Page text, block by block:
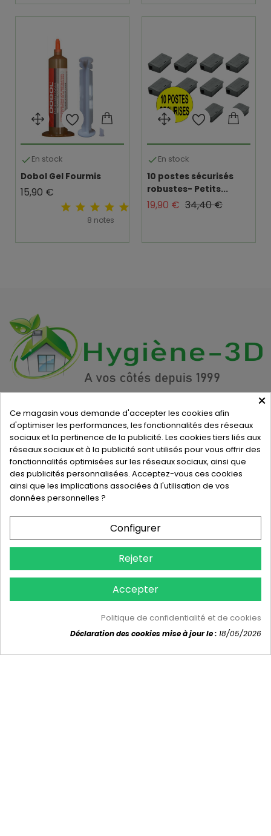
En stock
Dobol Gel Fourmis
15,90 €
8 notes
En stock
10 postes sécurisés
robustes- Petits...
19,90 € Prix de base
34,40 €Prix
Hygiène-3D PROXLINE - 2 IMPASSE FRANCIS BARRAGE DE
GRANDVAL15260 NEUVEGLISE SUR TRUYEREFrance
métropolitaine
0954541643
contact@hygiene-3d.com
Produits
Notre société
© 2026 - hygiene-3d.com™
×
Ce magasin vous demande d'accepter les cookies afin
d'optimiser les performances, les fonctionnalités des réseaux
sociaux et la pertinence de la publicité. Les cookies tiers liés aux
réseaux sociaux et à la publicité sont utilisés pour vous offrir des
fonctionnalités optimisées sur les réseaux sociaux, ainsi que
des publicités personnalisées. Acceptez-vous ces cookies
ainsi que les implications associées à l'utilisation de vos
données personnelles ?
Configurer
Rejeter
Accepter
Politique de confidentialité et de cookies
Déclaration des cookies mise à jour le : 18/05/2026